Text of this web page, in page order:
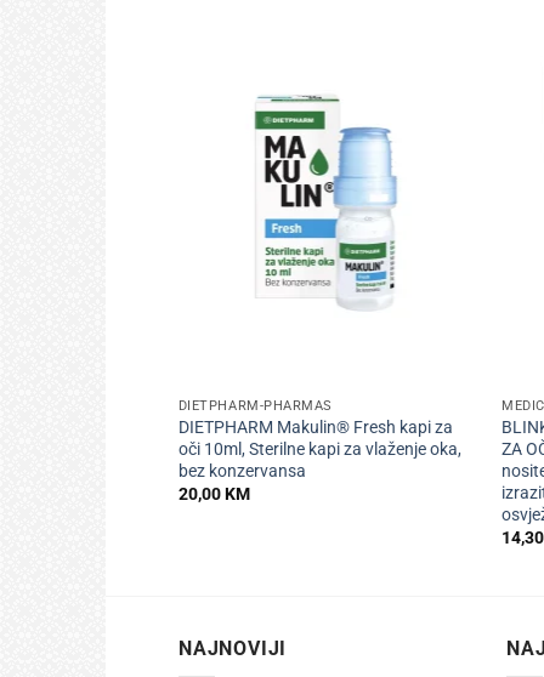
DIETPHARM-PHARMAS
DIETPHARM Makulin® Fresh kapi za
oči 10ml, Sterilne kapi za vlaženje oka,
bez konzervansa
20,00KM
ZA
NAJNOVIJI